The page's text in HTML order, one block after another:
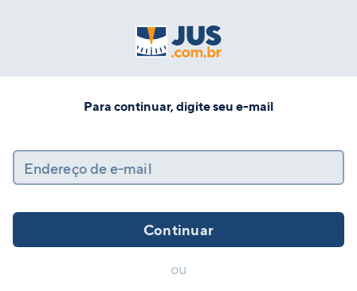
Para continuar, digite seu e-mail
Endereço de e-mail
Continuar
ou